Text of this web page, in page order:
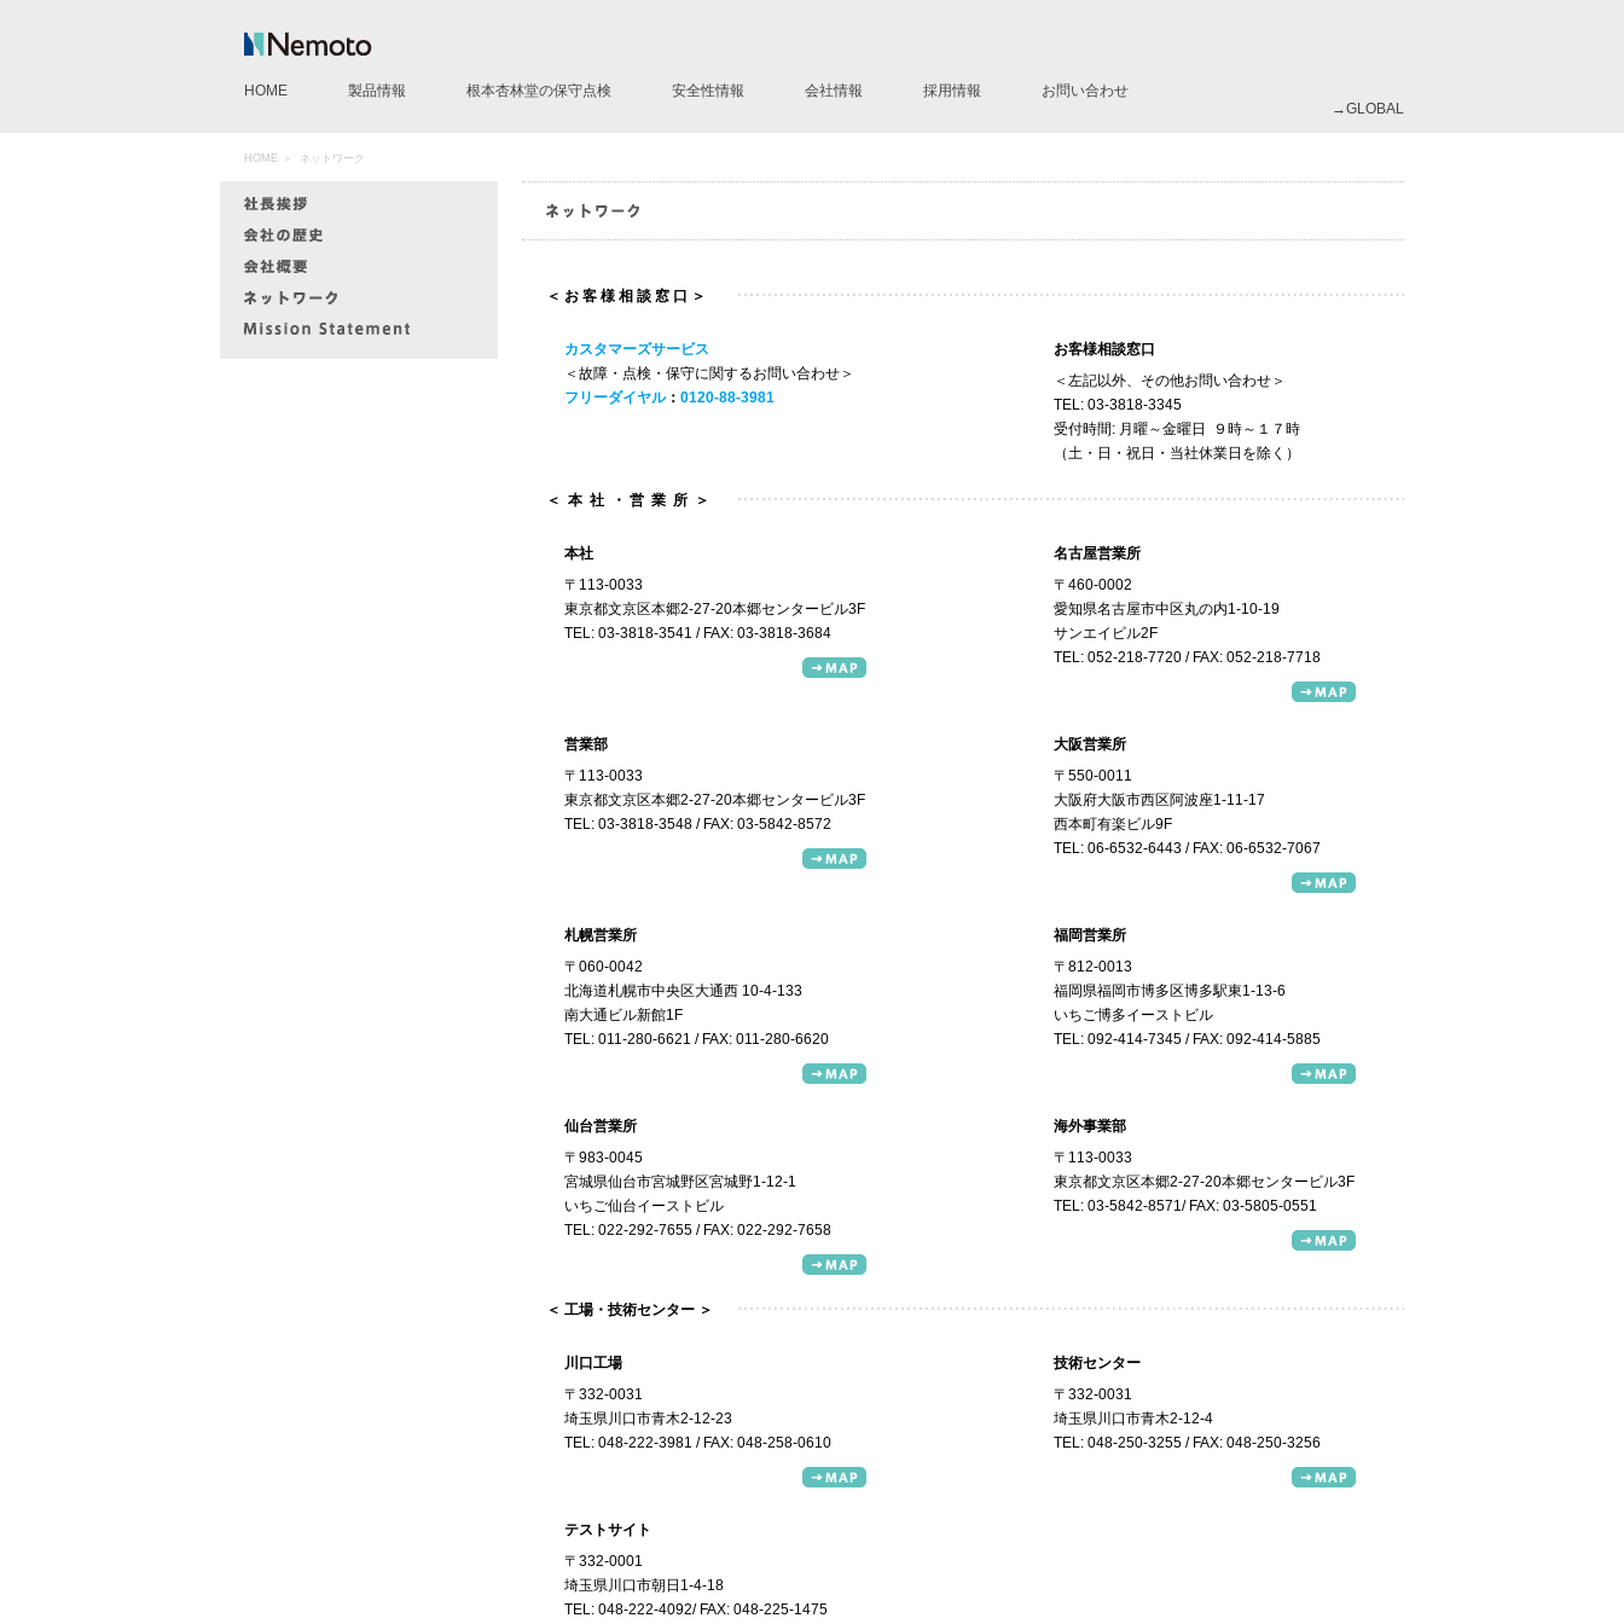
HOME
製品情報
根本杏林堂の保守点検 安全性情報
会社情報
採用情報
お問い合わせ
→GLOBAL
HOME ＞ ネットワーク
＜ お 客 様 相 談 窓 口 ＞
カスタマーズサービス
＜故障・点検・保守に関するお問い合わせ＞
フリーダイヤル： 0120-88-3981
お客様相談窓口
＜左記以外、その他お問い合わせ＞
TEL: 03-3818-3345
受付時間: 月曜～金曜日 ９時～１７時
（土・日・祝日・当社休業日を除く）
＜ 本 社 ・ 営 業 所 ＞
本社
〒113-0033
東京都文京区本郷2-27-20本郷センタービル3F
TEL: 03-3818-3541 / FAX: 03-3818-3684
名古屋営業所
〒460-0002
愛知県名古屋市中区丸の内1-10-19
サンエイビル2F
TEL: 052-218-7720 / FAX: 052-218-7718
営業部
〒113-0033
東京都文京区本郷2-27-20本郷センタービル3F
TEL: 03-3818-3548 / FAX: 03-5842-8572
大阪営業所
〒550-0011
大阪府大阪市西区阿波座1-11-17
西本町有楽ビル9F
TEL: 06-6532-6443 / FAX: 06-6532-7067
札幌営業所
〒060-0042
北海道札幌市中央区大通西 10-4-133
南大通ビル新館1F
TEL: 011-280-6621 / FAX: 011-280-6620
福岡営業所
〒812-0013
福岡県福岡市博多区博多駅東1-13-6
いちご博多イーストビル
TEL: 092-414-7345 / FAX: 092-414-5885
仙台営業所
〒983-0045
宮城県仙台市宮城野区宮城野1-12-1
いちご仙台イーストビル
TEL: 022-292-7655 / FAX: 022-292-7658
海外事業部
〒113-0033
東京都文京区本郷2-27-20本郷センタービル3F
TEL: 03-5842-8571/ FAX: 03-5805-0551
＜ 工場・技術センター ＞
川口工場
〒332-0031
埼玉県川口市青木2-12-23
TEL: 048-222-3981 / FAX: 048-258-0610
技術センター
〒332-0031
埼玉県川口市青木2-12-4
TEL: 048-250-3255 / FAX: 048-250-3256
テストサイト
〒332-0001
埼玉県川口市朝日1-4-18
TEL: 048-222-4092/ FAX: 048-225-1475